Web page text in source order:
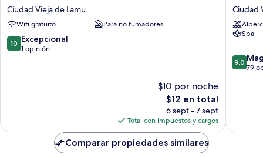
Shells
Inn
Ciudad
Vieja
de
Ciudad Vieja de Lamu
Wifi gratuito Para no fumadores
10.0
de
10 Excepcional
1 opinión
$10 por noche
El
precio
actual
es
de
$12
$12 en total
6 sept - 7 sept
Total con impuestos y cargos
House
Hotel
Ciudad
Vieja
Lamu
Ciudad
Spa
9.0
de
9.0
79
Comparar propiedades similares